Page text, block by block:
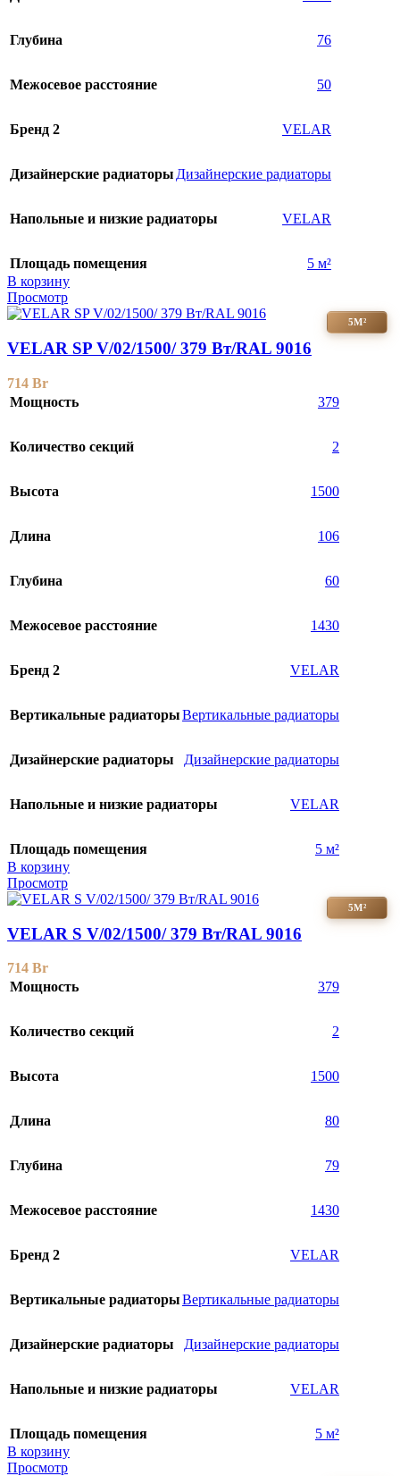
Глубина 76
Межосевое расстояние 50
Бренд 2 VELAR
Дизайнерские радиаторыДизайнерские радиаторы
Напольные и низкие радиаторы VELAR
Площадь помещения
5 м²
В корзину
Просмотр
5М²
VELAR SP V/02/1500/ 379 Bт/RAL 9016
714 Br
Мощность
379
Количество секций 2
Высота 1500
Длина 106
Глубина 60
Межосевое расстояние 1430
Бренд 2 VELAR
Вертикальные радиаторыВертикальные радиаторы
Дизайнерские радиаторы Дизайнерские радиаторы
Напольные и низкие радиаторы VELAR
Площадь помещения
5 м²
В корзину
Просмотр
5М²
VELAR S V/02/1500/ 379 Bт/RAL 9016
714 Br
Мощность
379
Количество секций 2
Высота 1500
Длина 80
Глубина 79
Межосевое расстояние 1430
Бренд 2 VELAR
Вертикальные радиаторыВертикальные радиаторы
Дизайнерские радиаторы Дизайнерские радиаторы
Напольные и низкие радиаторы VELAR
Площадь помещения
5 м²
В корзину
Просмотр